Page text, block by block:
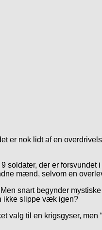
er nok lidt af en
der er forsvundet
mænd, selvom en
snart begynder
ikke slippe væk igen?
valg til en krigsgyser, men “